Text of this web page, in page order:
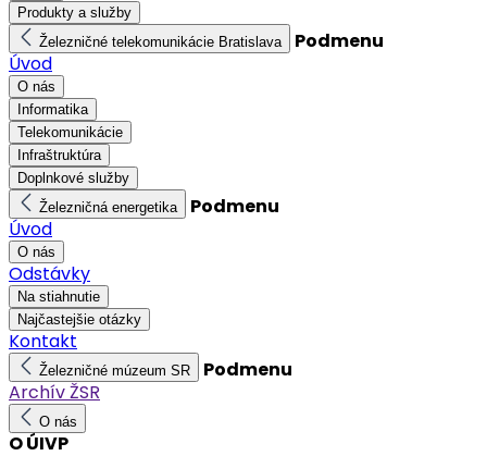
Produkty a služby
Železničné telekomunikácie Bratislava
Podmenu
Úvod
O nás
Informatika
Telekomunikácie
Infraštruktúra
Doplnkové služby
Železničná energetika
Podmenu
Úvod
O nás
Odstávky
Na stiahnutie
Najčastejšie otázky
Kontakt
Železničné múzeum SR
Podmenu
Archív ŽSR
O nás
O ÚIVP